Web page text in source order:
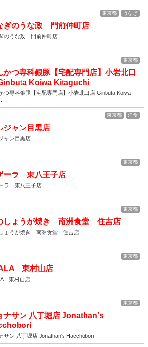
東京都 うなぎ
ぎのうな政 門前仲町店
のうな政 門前仲町店
東京都
かつ専科銀豚【宅配専門店】小岩北口
Koiwa Kitaguchi
つ専科銀豚【宅配専門店】小岩北口店 Ginbuta Koiwa
東京都 洋食
ジャン目黒店
ャン目黒店
東京都
ーラ 東八王子店
ラ 東八王子店
東京都
しょうが焼き 南洲食堂 住吉店
ょうが焼き 南洲食堂 住吉店
東京都
東村山店
東村山店
東京都
ナサン 八丁堀店 Jonathan's
サン 八丁堀店 Jonathan's Hacchobori